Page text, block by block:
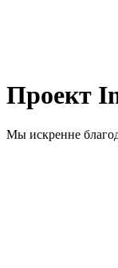
Проект
Мы искренне